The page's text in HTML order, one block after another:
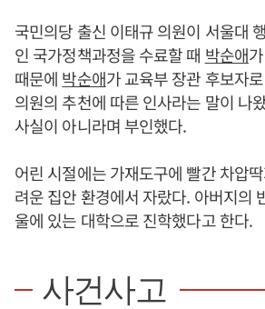
국민의당 출신 이태규 의원이 서울대
인 국가정책과정을 수료할 때 박순애
때문에 박순애가 교육부 장관 후보자
의원의 추천에 따른 인사라는 말이 나
사실이 아니라며 부인했다.
어린 시절에는 가재도구에 빨간 차압
려운 집안 환경에서 자랐다. 아버지의
울에 있는 대학으로 진학했다고 한다.
사건사고